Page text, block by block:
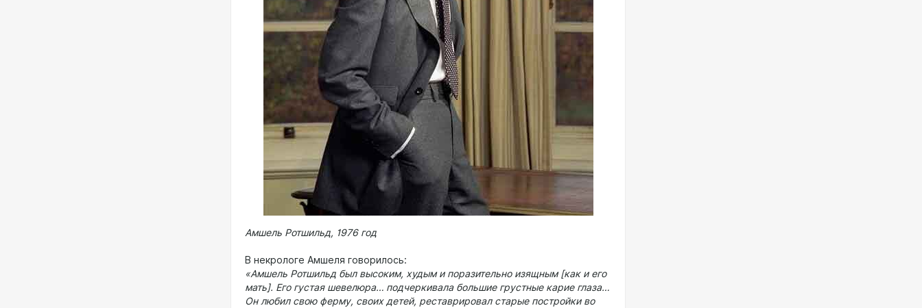
Амшель Ротшильд, 1976 год
В некрологе Амшеля говорилось:
«Амшель Ротшильд был высоким, худым и поразительно изящным [как и его
мать]. Его густая шевелюра… подчеркивала большие грустные карие глаза…
Он любил свою ферму, своих детей, реставрировал старые постройки во